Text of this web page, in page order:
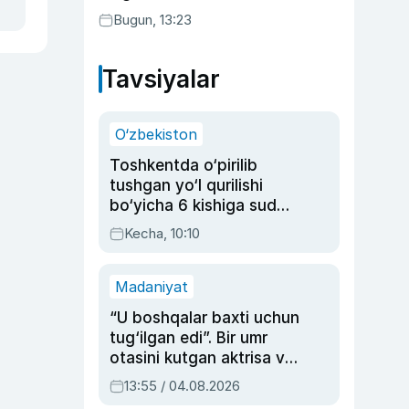
Bugun, 13:23
Tavsiyalar
O‘zbekiston
Toshkentda o‘pirilib
tushgan yo‘l qurilishi
bo‘yicha 6 kishiga sud
hukmi o‘qildi
Kecha, 10:10
Madaniyat
“U boshqalar baxti uchun
tug‘ilgan edi”. Bir umr
otasini kutgan aktrisa va
dublyaj ustasi Rimma
Ahmedovaning
13:55 / 04.08.2026